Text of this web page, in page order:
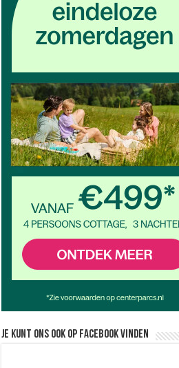
Je kunt ons ook op facebook vinden